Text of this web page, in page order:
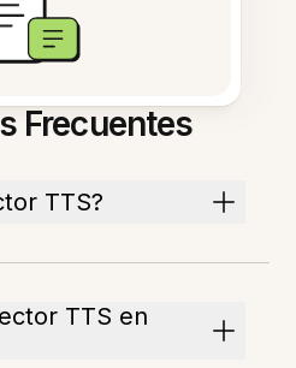
Frecuentes
TTS?
TTS en